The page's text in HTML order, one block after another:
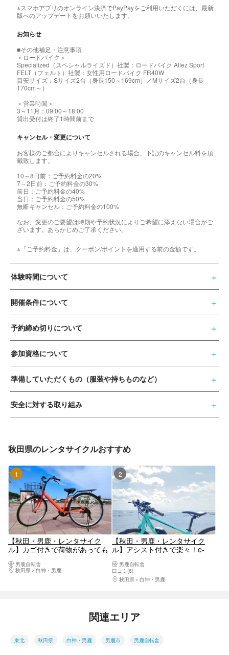
※スマホアプリのオンライン決済でPayPayをご利用いただくには、最新
版へのアップデートをお願いいたします。
お知らせ
■その他補足・注意事項
＜ロードバイク＞
Specialized（スペシャルライズド）社製：ロードバイク Allez Sport
FELT（フェルト）社製：女性用ロードバイク FR40W
目安サイズ：Sサイズ2台（身長150～169cm）／Mサイズ2台（身長
170cm～）
＜営業時間＞
3～11月：09:00～18:00
貸出受付は終了1時間前まで
キャンセル・変更について
お客様のご都合によりキャンセルされる場合、下記のキャンセル料を頂
戴致します。
10～8日前：ご予約料金の20%
7～2日前：ご予約料金の30%
前日：ご予約料金の40%
当日：ご予約料金の50%
無断キャンセル：ご予約料金の100%
なお、変更のご要望は時期や予約状況によりご希望に添えない場合がご
ざいます。あらかじめご了承ください。
※「ご予約料金」は、クーポン/ポイントを適用する前の金額です。
体験時間について
開催条件について
予約締め切りについて
参加資格について
準備していただくもの（服装や持ちものなど）
安全に対する取り組み
秋田県のレンタサイクルおすすめ
1位
【秋田・男鹿・レンタサイク
ル】カゴ付きで荷物があっても
ンタル
男鹿自転舎
秋田県
白神・男鹿
2位
【秋田・男鹿・レンタサイク
ル】アシスト付きで楽々！e‐
男鹿自転舎
口コミ(6)
秋田県
白神・男鹿
関連エリア
東北 秋田県 白神・男鹿 男鹿市 男鹿自転舎